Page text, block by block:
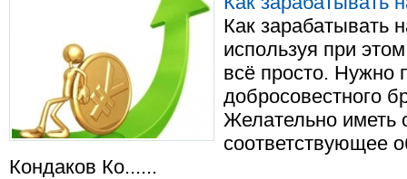
Как зарабатывать
используя при
всё просто. Нужно
добросовестного
Желательно иметь
соответствующее
Кондаков Ко......